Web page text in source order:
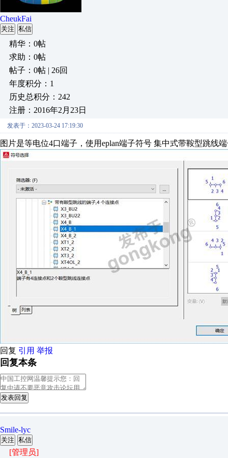
CheukFai
关注 私信
精华：0帖
求助：0帖
帖子：0帖 | 26回
年度积分：1
历史总积分：242
注册：2016年2月23日
发表于：2023-03-24 17:19:30
图片是等电位4口端子，使用eplan端子符号 集中式带鞍型跳线
回复 引用 举报
回复本条
发表回复
Smile-lyc
关注 私信
[管理员]